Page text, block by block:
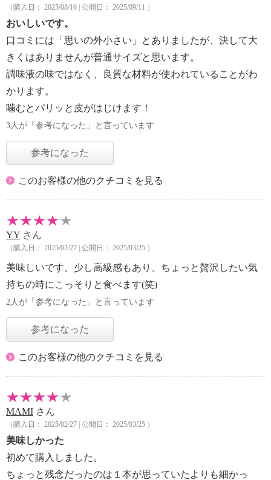
（購入日： 2025/08/16 | 公開日： 2025/09/11 ）
おいしいです。
口コミには「思いの外小さい」とありましたが、決して大
きくはありませんが普通サイズと思います。
調味液の味ではなく、良質な材料が使われていることがわ
かります。
噛むとパリッと皮がはじけます！
3人が「参考になった」と言っています
参考になった
このお客様の他のクチコミを見る
YY さん
（購入日： 2025/02/27 | 公開日： 2025/03/25 ）
美味しいです。少し高級感もあり、ちょっと贅沢したい気
持ちの時にこっそりと食べます(笑)
2人が「参考になった」と言っています
参考になった
このお客様の他のクチコミを見る
MAMI さん
（購入日： 2025/02/27 | 公開日： 2025/03/25 ）
美味しかった
初めて購入しました。
ちょっと残念だったのは１本が思っていたよりも細かっ